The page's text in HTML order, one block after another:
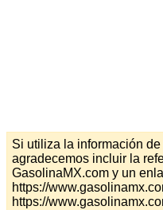
Si utiliza la información
agradecemos incluir la
GasolinaMX.com y un
https://
https://